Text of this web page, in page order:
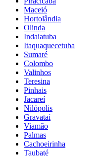
Maceió
Hortolândia
Olinda
Indaiatuba
Itaquaquecetuba
Sumaré
Colombo
Valinhos
Teresina
Pinhais
Jacareí
Nilópolis
Gravataí
Viamão
Palmas
Cachoeirinha
Taubaté